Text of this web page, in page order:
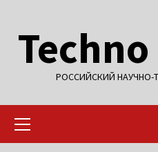
содержимому
РОССИЙСКИЙ НАУЧНО-
меню